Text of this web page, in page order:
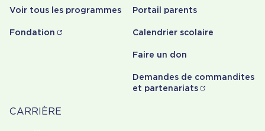
Voir tous les programmes
Fondation
Portail parents
Calendrier scolaire
Faire un don
Demandes de commandites
et partenariats
Carrière
CARRIÈRE